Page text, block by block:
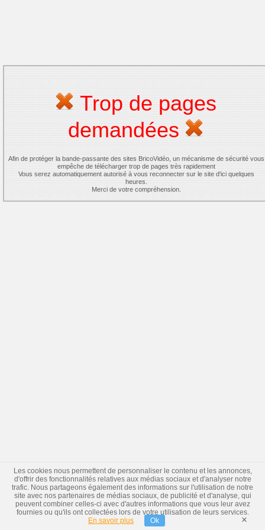
Trop de pages
demandées
Afin de protéger la bande-passante des sites BricoVidéo, un mécanisme de sécurité vous
empêche de télécharger trop de pages très rapidement
Vous serez automatiquement autorisé à vous reconnecter sur le site d'ici quelques
heures.
Merci de votre compréhension.
Les cookies nous permettent de personnaliser le contenu et les annonces,
d'offrir des fonctionnalités relatives aux médias sociaux et d'analyser notre
trafic. Nous partageons également des informations sur l'utilisation de notre
site avec nos partenaires de médias sociaux, de publicité et d'analyse, qui
peuvent combiner celles-ci avec d'autres informations que vous leur avez
fournies ou qu'ils ont collectées lors de votre utilisation de leurs services.
En savoir plus
Ok ×